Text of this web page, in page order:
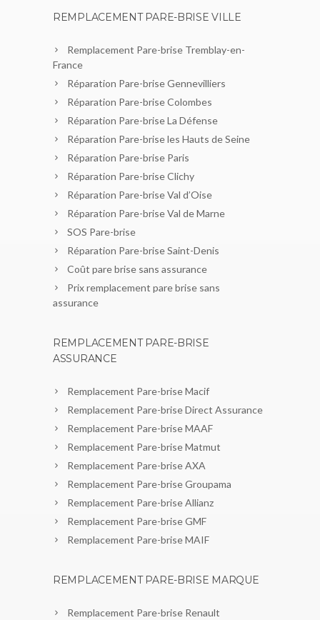
REMPLACEMENT PARE-BRISE VILLE
Remplacement Pare-brise Tremblay-en-
France
Réparation Pare-brise Gennevilliers
Réparation Pare-brise Colombes
Réparation Pare-brise La Défense
Réparation Pare-brise les Hauts de Seine
Réparation Pare-brise Paris
Réparation Pare-brise Clichy
Réparation Pare-brise Val d’Oise
Réparation Pare-brise Val de Marne
SOS Pare-brise
Réparation Pare-brise Saint-Denis
Coût pare brise sans assurance
Prix remplacement pare brise sans
assurance
REMPLACEMENT PARE-BRISE
ASSURANCE
Remplacement Pare-brise Macif
Remplacement Pare-brise Direct Assurance
Remplacement Pare-brise MAAF
Remplacement Pare-brise Matmut
Remplacement Pare-brise AXA
Remplacement Pare-brise Groupama
Remplacement Pare-brise Allianz
Remplacement Pare-brise GMF
Remplacement Pare-brise MAIF
REMPLACEMENT PARE-BRISE MARQUE
Remplacement Pare-brise Renault